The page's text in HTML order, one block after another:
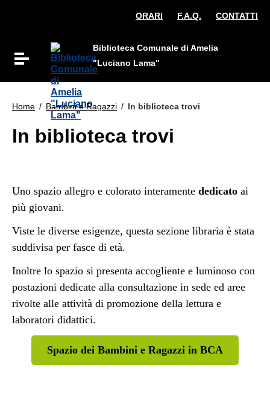
Vai al menu di navigazioneORARI F.A.Q. CONTATTI
Attiva / disattiva la navigazione
Biblioteca Comunale di Amelia
"Luciano Lama"
Home / Bambini e Ragazzi / In biblioteca trovi
In biblioteca trovi
Uno spazio allegro e colorato interamente dedicato ai
più giovani.
Viste le diverse esigenze, questa sezione libraria è stata
suddivisa per fasce di età.
Inoltre lo spazio si presenta accogliente e luminoso con
postazioni dedicate alla consultazione in sede ed aree
rivolte alle attività di promozione della lettura e
laboratori didattici.
Spazio dei Bambini e Ragazzi in BCA